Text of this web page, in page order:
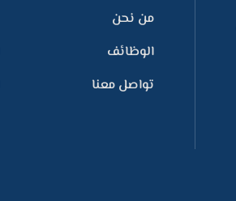
من نحن
الوظائف
تواصل معنا